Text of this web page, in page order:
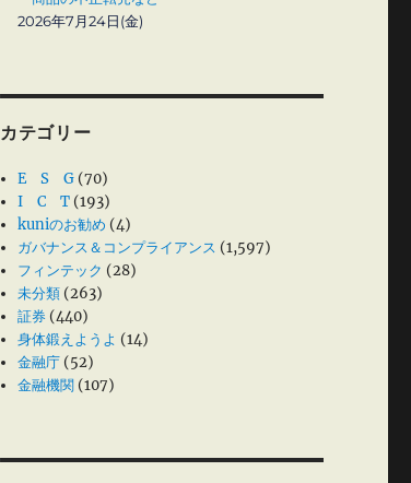
2026年7月24日(金)
カテゴリー
E S G (70)
I C T (193)
kuniのお勧め (4)
ガバナンス＆コンプライアンス (1,597)
フィンテック (28)
未分類 (263)
証券 (440)
身体鍛えようよ (14)
金融庁 (52)
金融機関 (107)